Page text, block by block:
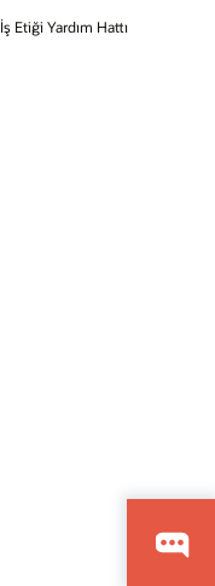
İş Etiği Yardım Hattı